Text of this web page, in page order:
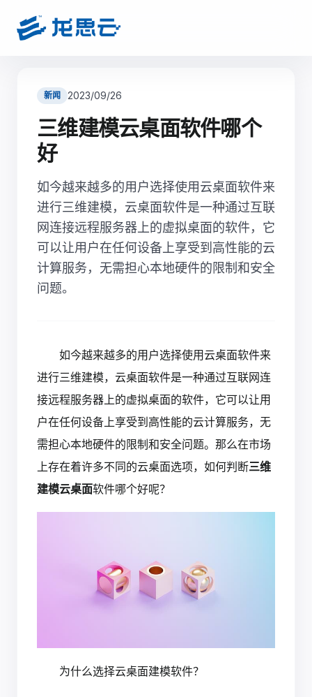
新闻 2023/09/26
三维建模云桌面软件哪个
好
如今越来越多的用户选择使用云桌面软件来
进行三维建模，云桌面软件是一种通过互联
网连接远程服务器上的虚拟桌面的软件，它
可以让用户在任何设备上享受到高性能的云
计算服务，无需担心本地硬件的限制和安全
问题。
如今越来越多的用户选择使用云桌面软件来
进行三维建模，云桌面软件是一种通过互联网连
接远程服务器上的虚拟桌面的软件，它可以让用
户在任何设备上享受到高性能的云计算服务，无
需担心本地硬件的限制和安全问题。那么在市场
上存在着许多不同的云桌面选项，如何判断三维
建模云桌面软件哪个好呢？
为什么选择云桌面建模软件？